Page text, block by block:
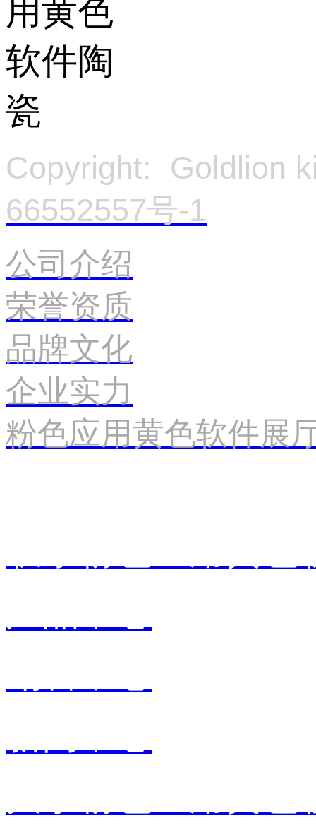
Copyright:
66552557号-1
公司介绍
荣誉资质
品牌文化
企业实力
粉色应用黄色软件展